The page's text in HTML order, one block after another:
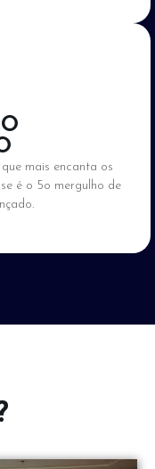
mais encanta os
é o 5o mergulho de